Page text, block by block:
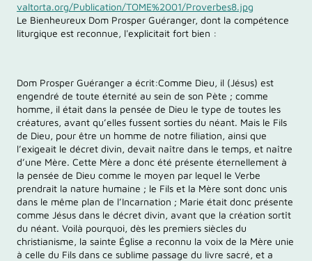
valtorta.org/Publication/TOME%2001/Proverbes8.jpg
Le Bienheureux Dom Prosper Guéranger, dont la compétence
liturgique est reconnue, l'explicitait fort bien :
Dom Prosper Guéranger a écrit:Comme Dieu, il (Jésus) est
engendré de toute éternité au sein de son Pète ; comme
homme, il était dans la pensée de Dieu le type de toutes les
créatures, avant qu’elles fussent sorties du néant. Mais le Fils
de Dieu, pour être un homme de notre filiation, ainsi que
l’exigeait le décret divin, devait naître dans le temps, et naître
d’une Mère. Cette Mère a donc été présente éternellement à
la pensée de Dieu comme le moyen par lequel le Verbe
prendrait la nature humaine ; le Fils et la Mère sont donc unis
dans le même plan de l’Incarnation ; Marie était donc présente
comme Jésus dans le décret divin, avant que la création sortît
du néant. Voilà pourquoi, dès les premiers siècles du
christianisme, la sainte Église a reconnu la voix de la Mère unie
à celle du Fils dans ce sublime passage du livre sacré, et a